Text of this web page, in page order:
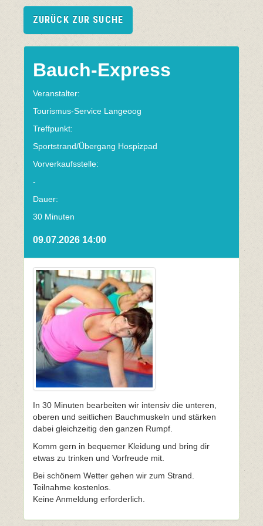
ZURÜCK ZUR SUCHE
Bauch-Express
Veranstalter:
Tourismus-Service Langeoog
Treffpunkt:
Sportstrand/Übergang Hospizpad
Vorverkaufsstelle:
-
Dauer:
30 Minuten
09.07.2026 14:00
In 30 Minuten bearbeiten wir intensiv die unteren,
oberen und seitlichen Bauchmuskeln und stärken
dabei gleichzeitig den ganzen Rumpf.
Komm gern in bequemer Kleidung und bring dir
etwas zu trinken und Vorfreude mit.
Bei schönem Wetter gehen wir zum Strand.
Teilnahme kostenlos.
Keine Anmeldung erforderlich.